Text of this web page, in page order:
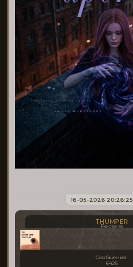
16-05-2026 20:26:25
THUMPER
Реклама
Сообщений:
6425